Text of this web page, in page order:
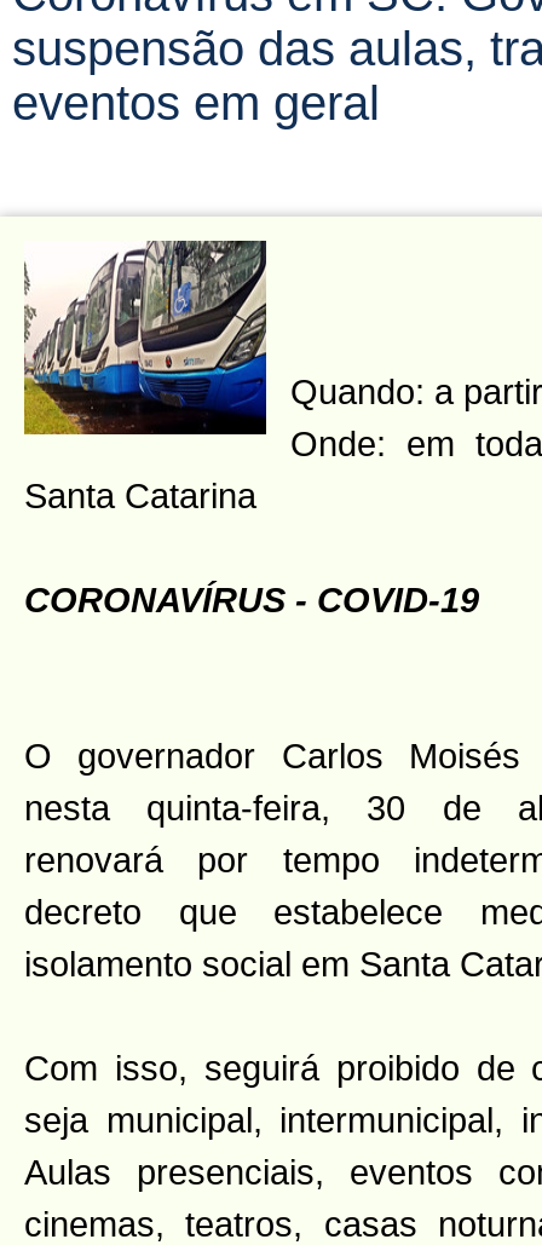
suspensão das aulas,
eventos em geral
Quando: a
Onde: em
Santa Catarina
CORONAVÍRUS - COVID-19
O governador Carlos Moisés
nesta quinta-feira, 30 de
renovará por tempo
decreto que estabelece
isolamento social em Santa
Com isso, seguirá proibido de
seja municipal, intermunicipal,
Aulas presenciais, eventos
cinemas, teatros, casas